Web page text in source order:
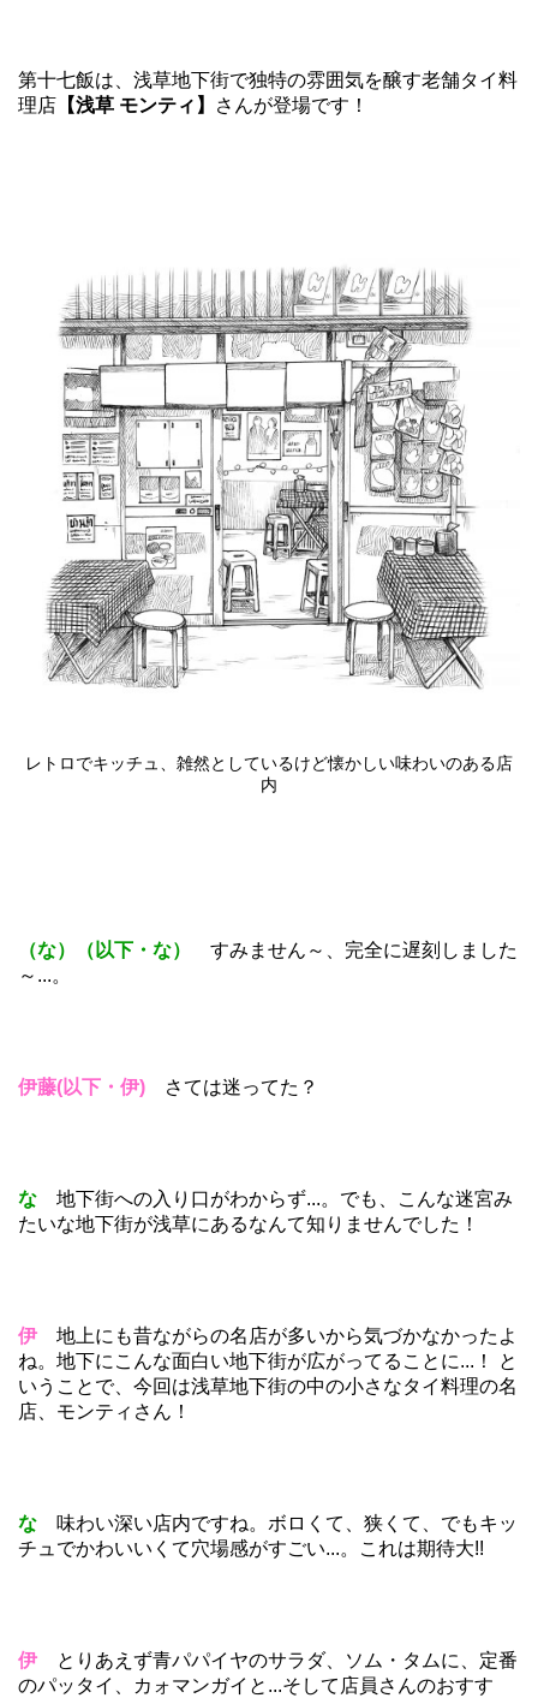
第十七飯は、浅草地下街で独特の雰囲気を醸す老舗タイ料
理店 【浅草 モンティ】 さんが登場です！
レトロでキッチュ、雑然としているけど懐かしい味わいのある店
内
（な）（以下・な）
すみません～、完全に遅刻しました
～...。
伊藤(以下・伊) さては迷ってた？
な 地下街への入り口がわからず...。でも、こんな迷宮み
たいな地下街が浅草にあるなんて知りませんでした！
伊 地上にも昔ながらの名店が多いから気づかなかったよ
ね。地下にこんな面白い地下街が広がってることに...！ と
いうことで、今回は浅草地下街の中の小さなタイ料理の名
店、モンティさん！
な 味わい深い店内ですね。ボロくて、狭くて、でもキッ
チュでかわいいくて穴場感がすごい...。これは期待大!!
伊 とりあえず青パパイヤのサラダ、ソム・タムに、定番
のパッタイ、カォマンガイと...そして店員さんのおすす